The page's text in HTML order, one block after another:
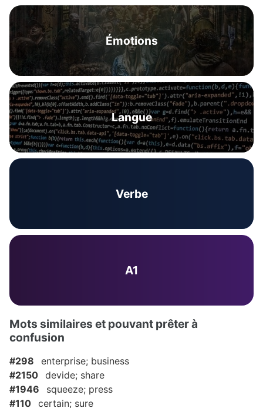
Émotions
Langue
Verbe
A1
Mots similaires et pouvant prêter à
confusion
#298
enterprise; business
#2150 devide; share
#1946
squeeze; press
#110 certain; sure